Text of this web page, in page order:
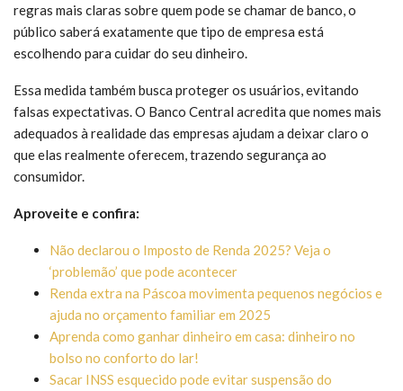
regras mais claras sobre quem pode se chamar de banco, o
público saberá exatamente que tipo de empresa está
escolhendo para cuidar do seu dinheiro.
Essa medida também busca proteger os usuários, evitando
falsas expectativas. O Banco Central acredita que nomes mais
adequados à realidade das empresas ajudam a deixar claro o
que elas realmente oferecem, trazendo segurança ao
consumidor.
Aproveite e confira:
Não declarou o Imposto de Renda 2025? Veja o
‘problemão’ que pode acontecer
Renda extra na Páscoa movimenta pequenos negócios e
ajuda no orçamento familiar em 2025
Aprenda como ganhar dinheiro em casa: dinheiro no
bolso no conforto do lar!
Sacar INSS esquecido pode evitar suspensão do